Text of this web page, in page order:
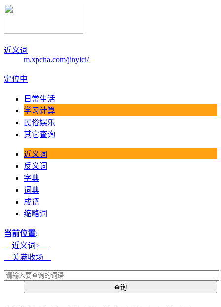
近义词
m.xpcha.com/jinyici/
定位中
日常生活
学习计算
民俗娱乐
其它查询
近义词
反义词
字典
词典
成语
缩略词
当前位置:
近义词>
美满收场